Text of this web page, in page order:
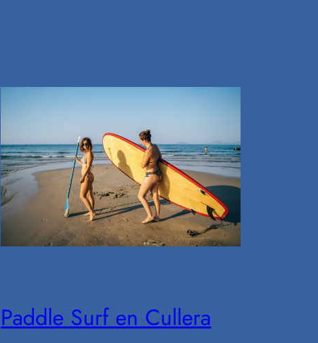
Paddle Surf en Cullera